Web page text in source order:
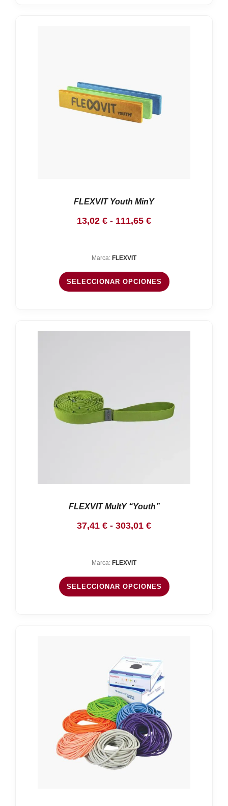
FLEXVIT Youth MinY
13,02 € - 111,65 €Rango
13,02 €
hasta
Marca: FLEXVIT
SELECCIONAR OPCIONES
FLEXVIT MultY “Youth”
37,41 € - 303,01 €Rango
37,41 €
hasta
Marca: FLEXVIT
SELECCIONAR OPCIONES